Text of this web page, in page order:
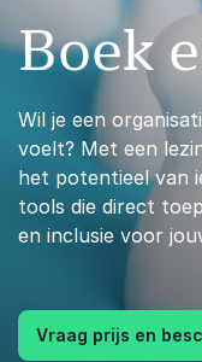
Boek
Wil je een
voelt? Met een
het potentieel van
tools die direct
en inclusie voor
Vraag prijs en